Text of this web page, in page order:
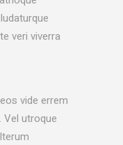
veri viverra
vide errem
Vel utroque